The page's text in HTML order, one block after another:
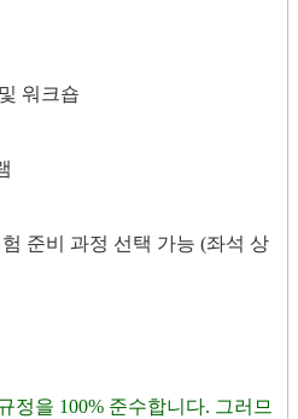
워크숍
준비 과정 선택 가능 (좌석 상
정을 100% 준수합니다. 그러므